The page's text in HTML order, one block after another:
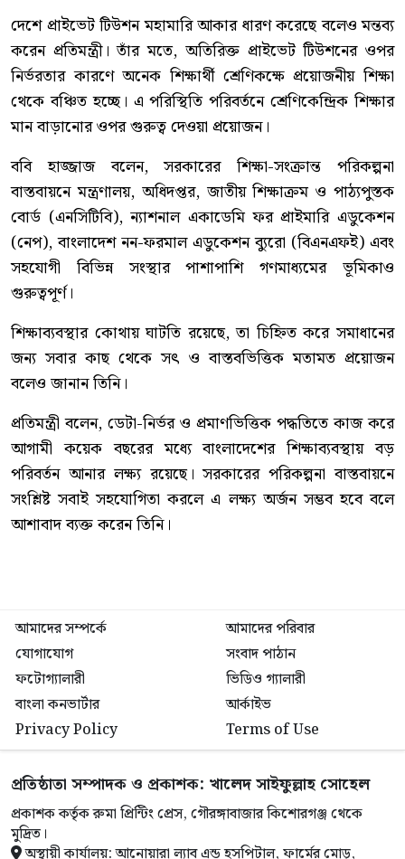
দেশে প্রাইভেট টিউশন মহামারি আকার ধারণ করেছে বলেও মন্তব্য
করেন প্রতিমন্ত্রী। তাঁর মতে, অতিরিক্ত প্রাইভেট টিউশনের ওপর
নির্ভরতার কারণে অনেক শিক্ষার্থী শ্রেণিকক্ষে প্রয়োজনীয় শিক্ষা
থেকে বঞ্চিত হচ্ছে। এ পরিস্থিতি পরিবর্তনে শ্রেণিকেন্দ্রিক শিক্ষার
মান বাড়ানোর ওপর গুরুত্ব দেওয়া প্রয়োজন।
ববি হাজ্জাজ বলেন, সরকারের শিক্ষা-সংক্রান্ত পরিকল্পনা
বাস্তবায়নে মন্ত্রণালয়, অধিদপ্তর, জাতীয় শিক্ষাক্রম ও পাঠ্যপুস্তক
বোর্ড (এনসিটিবি), ন্যাশনাল একাডেমি ফর প্রাইমারি এডুকেশন
(নেপ), বাংলাদেশ নন-ফরমাল এডুকেশন ব্যুরো (বিএনএফই) এবং
সহযোগী বিভিন্ন সংস্থার পাশাপাশি গণমাধ্যমের ভূমিকাও
গুরুত্বপূর্ণ।
শিক্ষাব্যবস্থার কোথায় ঘাটতি রয়েছে, তা চিহ্নিত করে সমাধানের
জন্য সবার কাছ থেকে সৎ ও বাস্তবভিত্তিক মতামত প্রয়োজন
বলেও জানান তিনি।
প্রতিমন্ত্রী বলেন, ডেটা-নির্ভর ও প্রমাণভিত্তিক পদ্ধতিতে কাজ করে
আগামী কয়েক বছরের মধ্যে বাংলাদেশের শিক্ষাব্যবস্থায় বড়
পরিবর্তন আনার লক্ষ্য রয়েছে। সরকারের পরিকল্পনা বাস্তবায়নে
সংশ্লিষ্ট সবাই সহযোগিতা করলে এ লক্ষ্য অর্জন সম্ভব হবে বলে
আশাবাদ ব্যক্ত করেন তিনি।
আমাদের সম্পর্কে
আমাদের পরিবার
যোগাযোগ
সংবাদ পাঠান
ফটোগ্যালারী
ভিডিও গ্যালারী
বাংলা কনভার্টার
আর্কাইভ
Privacy Policy
Terms of Use
প্রতিষ্ঠাতা সম্পাদক ও প্রকাশক: খালেদ সাইফুল্লাহ সোহেল
প্রকাশক কর্তৃক রুমা প্রিন্টিং প্রেস, গৌরঙ্গাবাজার কিশোরগঞ্জ থেকে
মুদ্রিত।
অস্থায়ী কার্যালয়: আনোয়ারা ল্যাব এন্ড হসপিটাল, ফার্মের মোড়,